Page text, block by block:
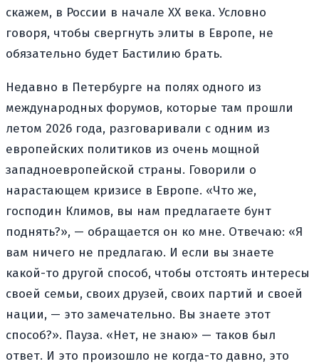
скажем, в России в начале ХХ века. Условно
говоря, чтобы свергнуть элиты в Европе, не
обязательно будет Бастилию брать.
Недавно в Петербурге на полях одного из
международных форумов, которые там прошли
летом 2026 года, разговаривали с одним из
европейских политиков из очень мощной
западноевропейской страны. Говорили о
нарастающем кризисе в Европе. «Что же,
господин Климов, вы нам предлагаете бунт
поднять?», — обращается он ко мне. Отвечаю: «Я
вам ничего не предлагаю. И если вы знаете
какой-то другой способ, чтобы отстоять интересы
своей семьи, своих друзей, своих партий и своей
нации, — это замечательно. Вы знаете этот
способ?». Пауза. «Нет, не знаю» — таков был
ответ. И это произошло не когда-то давно, это